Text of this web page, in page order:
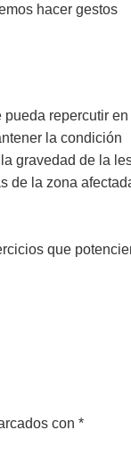
hacer gestos
repercutir en
la condición
gravedad de la
de la zona
que
con*